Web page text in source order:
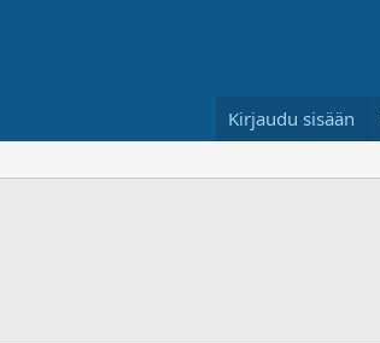
Kirjaudu sisään